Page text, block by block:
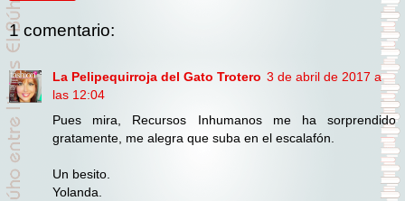
1 comentario:
La Pelipequirroja del Gato Trotero 3 de abril de 2017 a
las 12:04
Pues mira, Recursos Inhumanos me ha sorprendido
gratamente, me alegra que suba en el escalafón.
Un besito.
Yolanda.